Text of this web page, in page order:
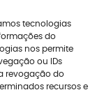
tecnologias
do
nos permite
ou IDs
revogação do
recursos e